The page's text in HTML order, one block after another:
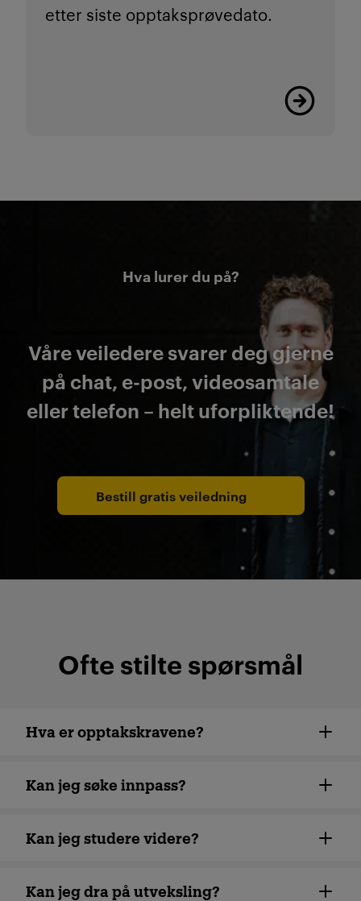
etter siste opptaksprøvedato.
Les mer
Hva lurer du på?
Våre veiledere svarer deg gjerne
på chat, e-post, videosamtale
eller telefon – helt uforpliktende!
Bestill gratis veiledning
Ofte stilte spørsmål
Hva er opptakskravene?
Kan jeg søke innpass?
Kan jeg studere videre?
Kan jeg dra på utveksling?